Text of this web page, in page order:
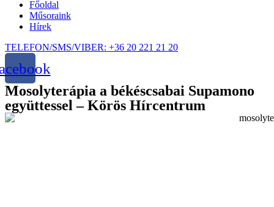
Főoldal
Műsoraink
Hírek
TELEFON/SMS/VIBER: +36 20 221 21 20
Mosolyterápia a békéscsabai Supamono
együttessel – Körös Hírcentrum